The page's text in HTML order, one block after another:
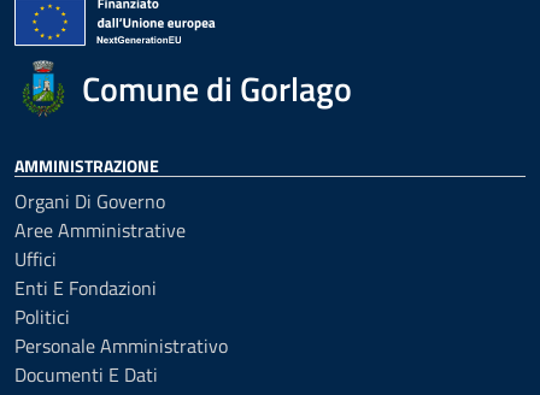
Comune di Gorlago
AMMINISTRAZIONE
Organi Di Governo
Aree Amministrative
Uffici
Enti E Fondazioni
Politici
Personale Amministrativo
Documenti E Dati